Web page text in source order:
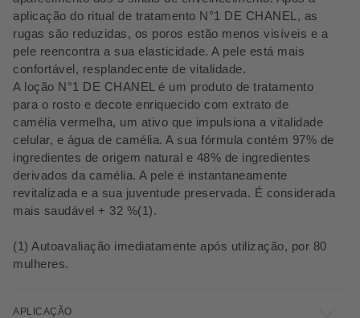
aplicação do ritual de tratamento N°1 DE CHANEL, as
rugas são reduzidas, os poros estão menos visíveis e a
pele reencontra a sua elasticidade. A pele está mais
confortável, resplandecente de vitalidade.
A loção N°1 DE CHANEL é um produto de tratamento
para o rosto e decote enriquecido com extrato de
camélia vermelha, um ativo que impulsiona a vitalidade
celular, e água de camélia. A sua fórmula contém 97% de
ingredientes de origem natural e 48% de ingredientes
derivados da camélia. A pele é instantaneamente
revitalizada e a sua juventude preservada. É considerada
mais saudável + 32 %(1).
(1) Autoavaliação imediatamente após utilização, por 80
mulheres.
APLICAÇÃO